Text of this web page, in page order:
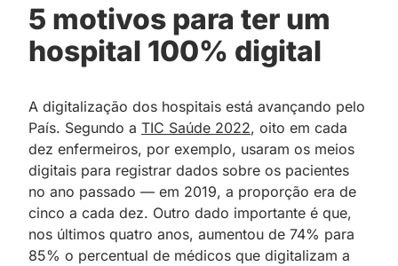
5 motivos para ter um
hospital 100% digital
A digitalização dos hospitais está avançando pelo
País. Segundo a TIC Saúde 2022, oito em cada
dez enfermeiros, por exemplo, usaram os meios
digitais para registrar dados sobre os pacientes
no ano passado — em 2019, a proporção era de
cinco a cada dez. Outro dado importante é que,
nos últimos quatro anos, aumentou de 74% para
85% o percentual de médicos que digitalizam a